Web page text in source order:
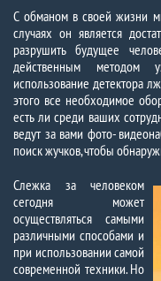
С обманом в своей жизни
случаях он является
разрушить будущее
действенным методом
использование детектора
этого все необходимое
есть ли среди ваших
ведут за вами фото-
поиск жучков, чтобы
Слежка за человеком
сегодня может
осуществляться самыми
различными способами и
при использовании самой
современной техники. Но